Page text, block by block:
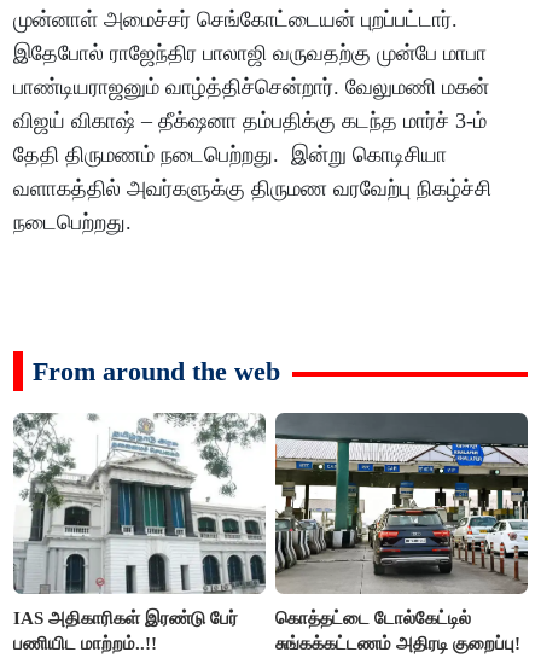
முன்னாள் அமைச்சர் செங்கோட்டையன் புறப்பட்டார்.
இதேபோல் ராஜேந்திர பாலாஜி வருவதற்கு முன்பே மாபா
பாண்டியராஜனும் வாழ்த்திச்சென்றார். வேலுமணி மகன்
விஜய் விகாஷ் – தீக்‌ஷனா தம்பதிக்கு கடந்த மார்ச் 3-ம்
தேதி திருமணம் நடைபெற்றது. இன்று கொடிசியா
வளாகத்தில் அவர்களுக்கு திருமண வரவேற்பு நிகழ்ச்சி
நடைபெற்றது.
From around the web
IAS அதிகாரிகள் இரண்டு பேர்
பணியிட மாற்றம்..!!
கொத்தட்டை டோல்கேட்டில்
சுங்கக்கட்டணம் அதிரடி குறைப்பு!